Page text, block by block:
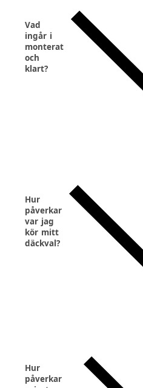
Vad
ingår i
monterat
och
klart?
Hur
påverkar
var jag
kör mitt
däckval?
Hur
påverkar